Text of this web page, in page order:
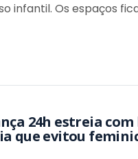
Os espaços
24h estreia
que evitou